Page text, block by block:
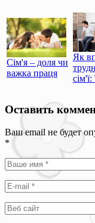
Сім'я – доля чи
важка праця
Як
Оставить
Ваш email не будет
*